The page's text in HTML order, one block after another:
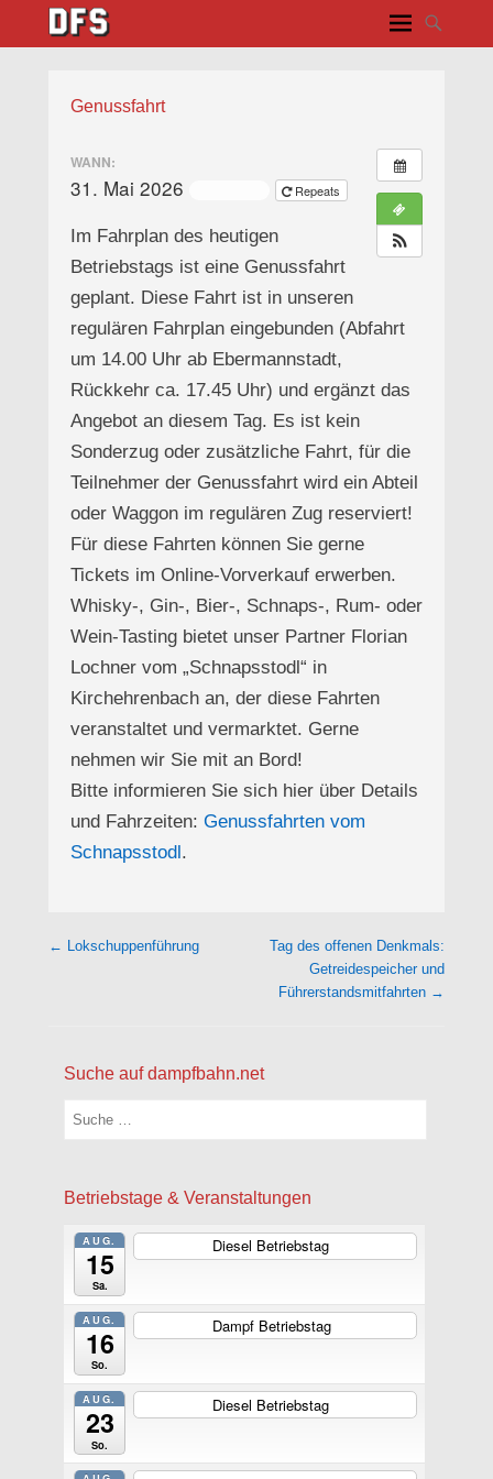
Genussfahrt
WANN:
31. Mai 2026 Repeats
Im Fahrplan des heutigen
Betriebstags ist eine Genussfahrt
geplant. Diese Fahrt ist in unseren
regulären Fahrplan eingebunden (Abfahrt
um 14.00 Uhr ab Ebermannstadt,
Rückkehr ca. 17.45 Uhr) und ergänzt das
Angebot an diesem Tag. Es ist kein
Sonderzug oder zusätzliche Fahrt, für die
Teilnehmer der Genussfahrt wird ein Abteil
oder Waggon im regulären Zug reserviert!
Für diese Fahrten können Sie gerne
Tickets im Online-Vorverkauf erwerben.
Whisky-, Gin-, Bier-, Schnaps-, Rum- oder
Wein-Tasting bietet unser Partner Florian
Lochner vom „Schnapsstodl“ in
Kirchehrenbach an, der diese Fahrten
veranstaltet und vermarktet. Gerne
nehmen wir Sie mit an Bord!
Bitte informieren Sie sich hier über Details
und Fahrzeiten: Genussfahrten vom
Schnapsstodl .
Beitragsnavigation
← Lokschuppenführung
Tag des offenen Denkmals:
Getreidespeicher und
Führerstandsmitfahrten →
Suche auf dampfbahn.net
Suchen
Betriebstage & Veranstaltungen
AUG.
15
Sa.
Diesel Betriebstag
AUG.
16
So.
Dampf Betriebstag
AUG.
23
So.
Diesel Betriebstag